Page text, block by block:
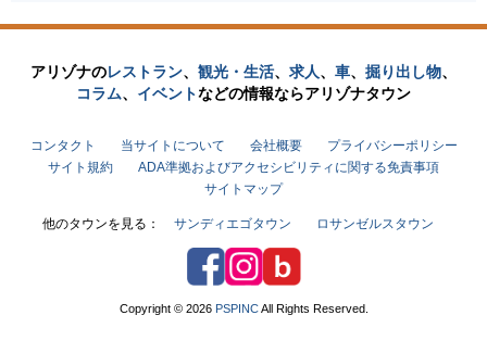
アリゾナのレストラン、 観光・生活、 求人、 車、 掘り出し物、
コラム、 イベントなどの情報ならアリゾナタウン
コンタクト 当サイトについて 会社概要
プライバシーポリシー
サイト規約
ADA準拠およびアクセシビリティに関する免責事項
サイトマップ
他のタウンを見る： サンディエゴタウン ロサンゼルスタウン
FacebookInstagram
Copyright © 2026 PSPINCAll Rights Reserved.